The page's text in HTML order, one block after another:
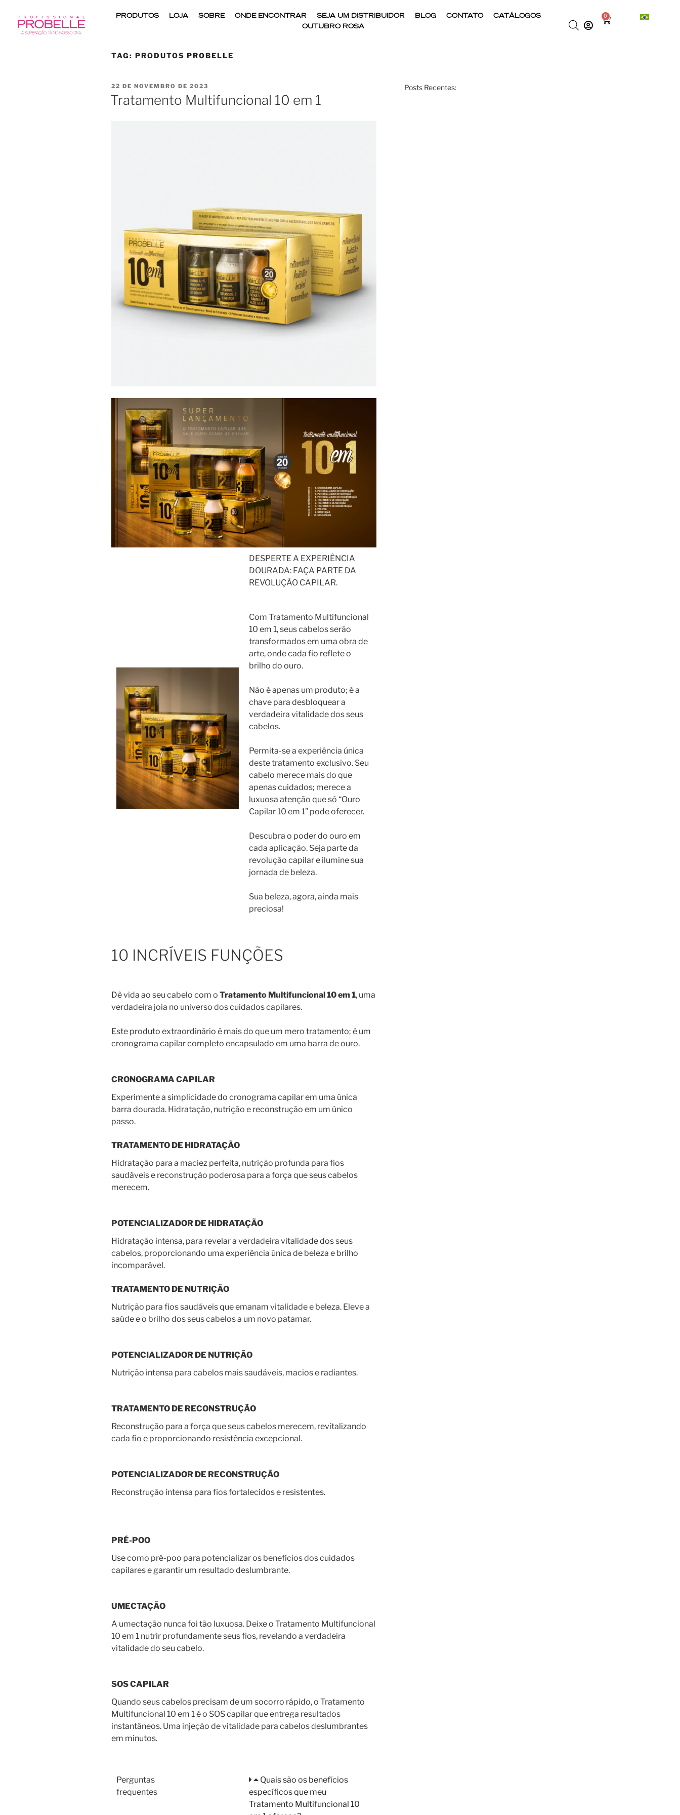
PRODUTOS LOJA SOBRE ONDE ENCONTRAR SEJA UM DISTRIBUIDOR BLOG CONTATO
CATÁLOGOS
OUTUBRO ROSA
0
TAG: PRODUTOS PROBELLE
22 DE NOVEMBRO DE 2023
Tratamento Multifuncional 10 em 1
DESPERTE A EXPERIÊNCIA
DOURADA: FAÇA PARTE DA
REVOLUÇÃO CAPILAR.
Com Tratamento Multifuncional
10 em 1, seus cabelos serão
transformados em uma obra de
arte, onde cada fio reflete o
brilho do ouro.
Não é apenas um produto; é a
chave para desbloquear a
verdadeira vitalidade dos seus
cabelos.
Permita-se a experiência única
deste tratamento exclusivo. Seu
cabelo merece mais do que
apenas cuidados; merece a
luxuosa atenção que só “Ouro
Capilar 10 em 1” pode oferecer.
Descubra o poder do ouro em
cada aplicação. Seja parte da
revolução capilar e ilumine sua
jornada de beleza.
Sua beleza, agora, ainda mais
preciosa!
10 INCRÍVEIS FUNÇÕES
Dê vida ao seu cabelo com o Tratamento Multifuncional 10 em 1, uma
verdadeira joia no universo dos cuidados capilares.
Este produto extraordinário é mais do que um mero tratamento; é um
cronograma capilar completo encapsulado em uma barra de ouro.
CRONOGRAMA CAPILAR
Experimente a simplicidade do cronograma capilar em uma única
barra dourada. Hidratação, nutrição e reconstrução em um único
passo.
TRATAMENTO DE HIDRATAÇÃO
Hidratação para a maciez perfeita, nutrição profunda para fios
saudáveis e reconstrução poderosa para a força que seus cabelos
merecem.
POTENCIALIZADOR DE HIDRATAÇÃO
Hidratação intensa, para revelar a verdadeira vitalidade dos seus
cabelos, proporcionando uma experiência única de beleza e brilho
incomparável.
TRATAMENTO DE NUTRIÇÃO
Nutrição para fios saudáveis que emanam vitalidade e beleza. Eleve a
saúde e o brilho dos seus cabelos a um novo patamar.
POTENCIALIZADOR DE NUTRIÇÃO
Nutrição intensa para cabelos mais saudáveis, macios e radiantes.
TRATAMENTO DE RECONSTRUÇÃO
Reconstrução para a força que seus cabelos merecem, revitalizando
cada fio e proporcionando resistência excepcional.
POTENCIALIZADOR DE RECONSTRUÇÃO
Reconstrução intensa para fios fortalecidos e resistentes.
PRÉ-POO
Use como pré-poo para potencializar os benefícios dos cuidados
capilares e garantir um resultado deslumbrante.
UMECTAÇÃO
A umectação nunca foi tão luxuosa. Deixe o Tratamento Multifuncional
10 em 1 nutrir profundamente seus fios, revelando a verdadeira
vitalidade do seu cabelo.
SOS CAPILAR
Quando seus cabelos precisam de um socorro rápido, o Tratamento
Multifuncional 10 em 1 é o SOS capilar que entrega resultados
instantâneos. Uma injeção de vitalidade para cabelos deslumbrantes
em minutos.
Perguntas
frequentes
Quais são os benefícios
específicos que meu
Tratamento Multifuncional 10
Posts Recentes: